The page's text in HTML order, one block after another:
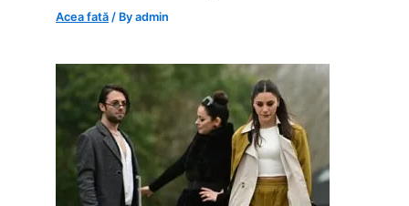
Acea fată / Byadmin